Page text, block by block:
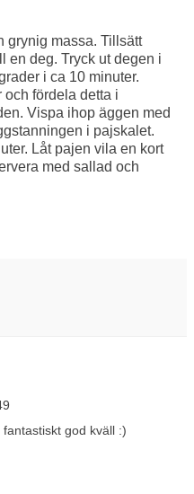
grynig massa. Tillsätt
en deg. Tryck ut degen i
i ca 10 minuter.
och fördela detta i
Vispa ihop äggen med
i pajskalet.
Låt pajen vila en kort
med sallad och
god kväll :)